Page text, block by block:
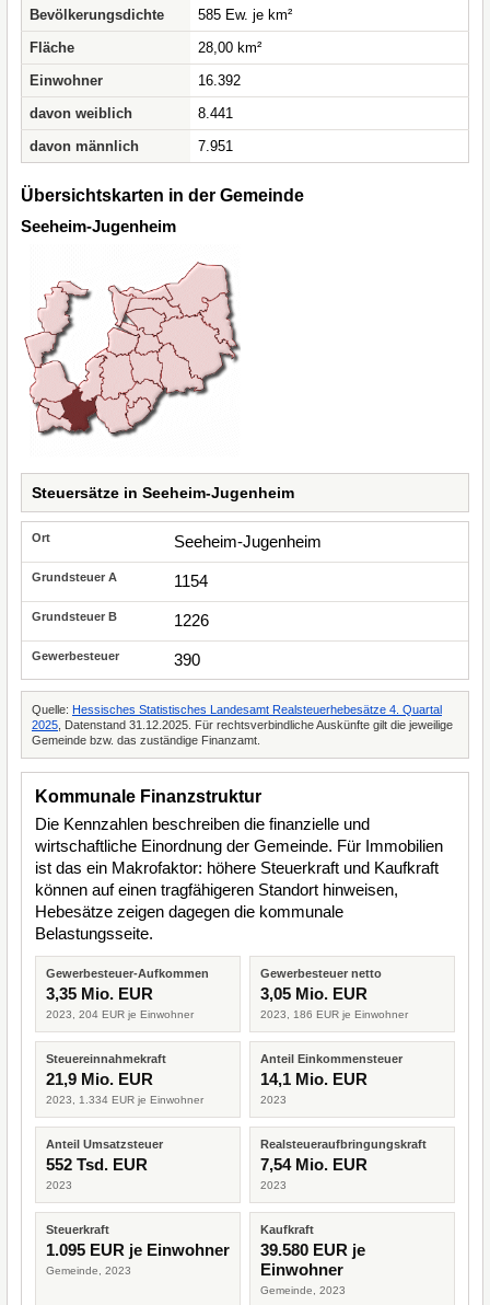
Bevölkerungsdichte
585 Ew. je km²
Fläche
28,00 km²
Einwohner
16.392
davon weiblich
8.441
davon männlich
7.951
Übersichtskarten in der Gemeinde
Seeheim-Jugenheim
Steuersätze in Seeheim-Jugenheim
Seeheim-Jugenheim
1154
1226
390
Quelle: Hessisches Statistisches Landesamt Realsteuerhebesätze 4. Quartal
2025 , Datenstand 31.12.2025. Für rechtsverbindliche Auskünfte gilt die jeweilige
Gemeinde bzw. das zuständige Finanzamt.
Kommunale Finanzstruktur
Die Kennzahlen beschreiben die finanzielle und
wirtschaftliche Einordnung der Gemeinde. Für Immobilien
ist das ein Makrofaktor: höhere Steuerkraft und Kaufkraft
können auf einen tragfähigeren Standort hinweisen,
Hebesätze zeigen dagegen die kommunale
Belastungsseite.
Gewerbesteuer-Aufkommen
3,35 Mio. EUR
2023, 204 EUR je Einwohner
Gewerbesteuer netto
3,05 Mio. EUR
2023, 186 EUR je Einwohner
Steuereinnahmekraft
21,9 Mio. EUR
2023, 1.334 EUR je Einwohner
Anteil Einkommensteuer
14,1 Mio. EUR
2023
Anteil Umsatzsteuer
552 Tsd. EUR
2023
Realsteueraufbringungskraft
7,54 Mio. EUR
2023
Steuerkraft
1.095 EUR je Einwohner
Gemeinde, 2023
Kaufkraft
39.580 EUR je
Einwohner
Gemeinde, 2023